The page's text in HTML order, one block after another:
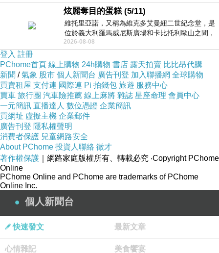
炫麗奪目的蛋糕 (5/11)
維托里亞諾，又稱為維克多艾曼紐二世紀念堂，是
位於義大利羅馬威尼斯廣場和卡比托利歐山之間，
用以紀念統一義大利統一後的的第一位國
2026-08-08
登入 註冊
PChome首頁 線上購物 24h購物 書店 露天拍賣 比比昂代購
新聞 /氣象 股市 個人新聞台 廣告刊登 加入聯播網 全球購物
買賣租屋 支付連 國際連 Pi 拍錢包 旅遊 服務中心
買車 旅行團 汽車險推薦 線上麻將 雜誌 星座命理 會員中心
一元簡訊 直播達人 數位憑證 企業簡訊
買網址 虛擬主機 企業郵件
廣告刊登 隱私權聲明
消費者保護 兒童網路安全
About PChome 投資人聯絡 徵才
著作權保護 ｜網路家庭版權所有、轉載必究 ‧Copyright PChome
Online
PChome Online and PChome are trademarks of PChome
Online Inc.
個人新聞台
快速發文 最新文章
心情雜記 美食饗宴